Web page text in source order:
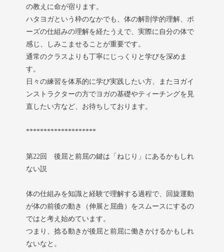
の教えに命が宿ります。
ハタヨガという枠のなかでも、体の解剖学的理解、ポ
ーズの仕組みの理解を経たうえで、実際に自分の体で
感じ、しみこませることが重要です。
通常のクラスよりも丁寧にじっくりと学びを深めま
す。
日々の練習を体系的に学び実践したい方、またヨガイ
ンストラクターの方でヨガの基礎やティーチングを見
直したい方など、お待ちしております。
********************
第22回 後屈と前屈の鍵は「ねじり」にあるかもしれ
ない説
体の仕組みを知識と経験で理解する過程で、回旋運動
が体の前後の動き（伸展と屈曲）をスムースにするの
ではと考え始めています。
つまり、捻る動きが後屈と前屈に働きかけるかもしれ
ないなと。